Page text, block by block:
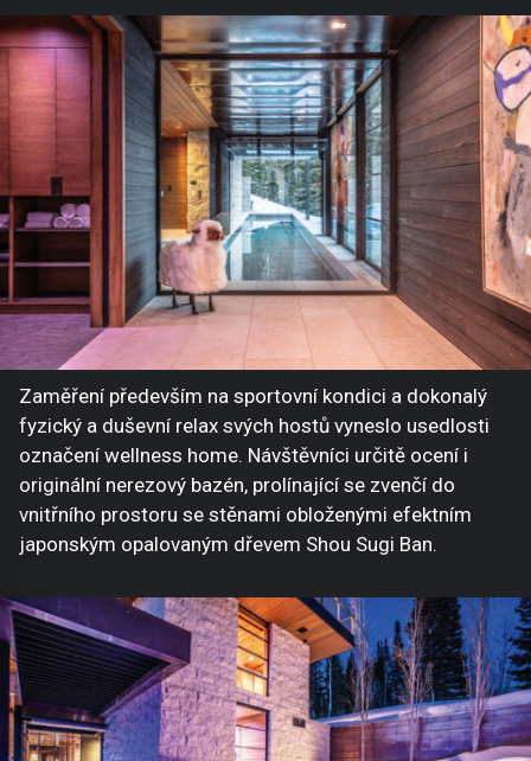
Zaměření především na sportovní kondici a dokonalý
fyzický a duševní relax svých hostů vyneslo usedlosti
označení wellness home. Návštěvníci určitě ocení i
originální nerezový bazén, prolínající se zvenčí do
vnitřního prostoru se stěnami obloženými efektním
japonským opalovaným dřevem Shou Sugi Ban.